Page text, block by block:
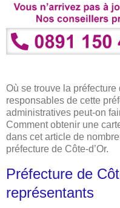
Où se trouve la préfecture
responsables de cette
administratives peut-on
Comment obtenir une
dans cet article de
préfecture de Côte-d’Or.
Préfecture de
représentants